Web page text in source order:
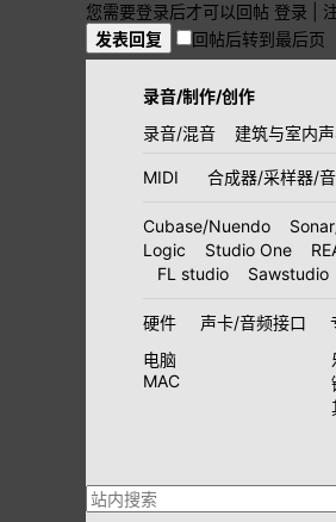
您需要登录后才可以回帖 登录
发表回复 回帖后转到最后页
录音/制作/创作
录音/混音
建筑与室内
MIDI 合成器/采样器/
Cubase/Nuendo
Logic
Studio One
FL studio
Sawstudio
硬件 声卡/音频接口
电脑
MAC